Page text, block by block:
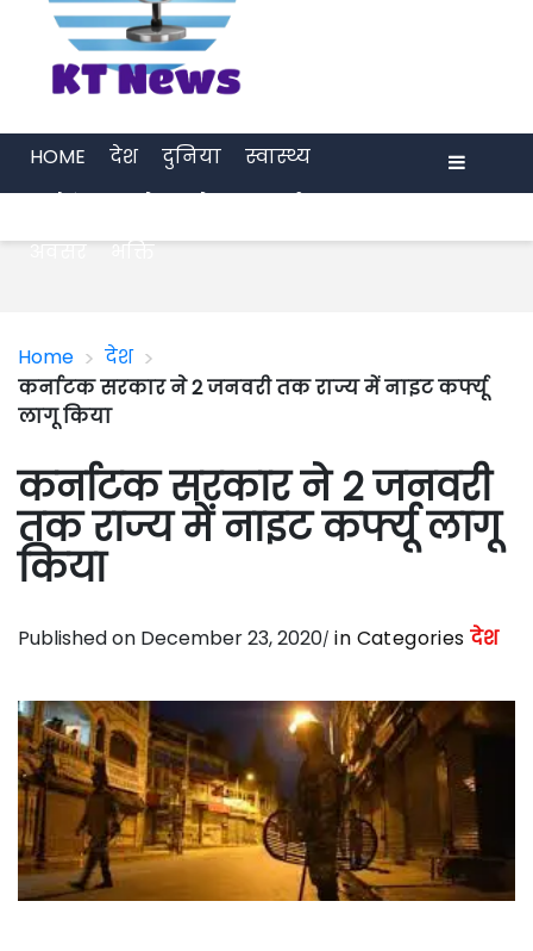
HOME देश दुनिया
स्वास्थ्य
अवसर
भक्ति
Home > देश >
कर्नाटक सरकार ने 2 जनवरी तक राज्य में नाइट कर्फ्यू
लागू किया
कर्नाटक सरकार ने 2 जनवरी
तक राज्य में नाइट कर्फ्यू लागू
किया
Published on December 23, 2020 in Categories देश